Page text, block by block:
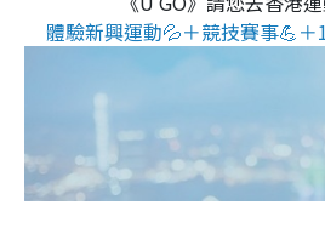
體驗新興運動💦＋競技賽事💪